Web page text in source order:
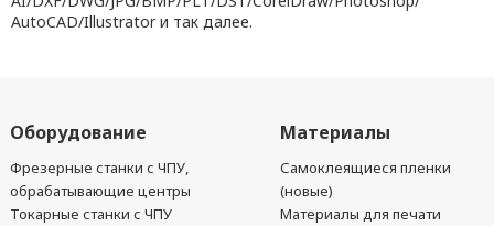
AutoCAD/Illustrator и так далее.
Оборудование
Фрезерные станки с ЧПУ,
обрабатывающие центры
Токарные станки с ЧПУ
Материалы
Самоклеящиеся пленки
(новые)
Материалы для печати